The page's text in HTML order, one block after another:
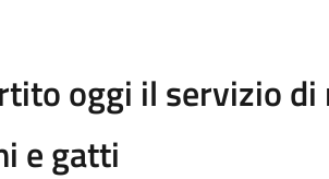
oggi il servizio
e gatti